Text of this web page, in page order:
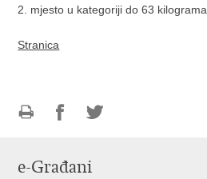
2. mjesto u kategoriji do 63 kilograma.
Stranica
FacebookuTwitteru
e-Građani